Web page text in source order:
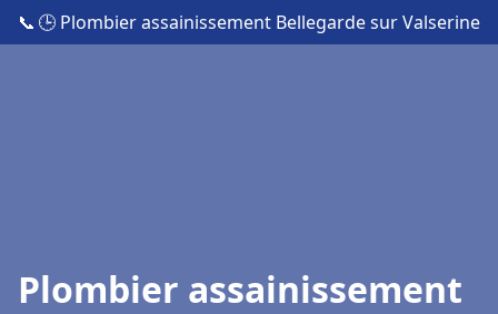
📞 🕒 Plombier assainissement Bellegarde sur Valserine
Plombier assainissement